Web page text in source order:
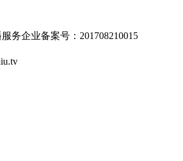
务企业备案号：201708210015